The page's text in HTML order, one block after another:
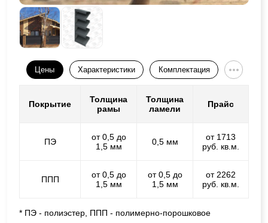
Цены Характеристики Комплектация
Покрытие
Толщина
рамы
Толщина
ламели
Прайс
ПЭ
от 0,5 до
1,5 мм
0,5 мм
от 1713
руб. кв.м.
ППП
от 0,5 до
1,5 мм
от 0,5 до
1,5 мм
от 2262
руб. кв.м.
* ПЭ - полиэстер, ППП - полимерно-порошковое